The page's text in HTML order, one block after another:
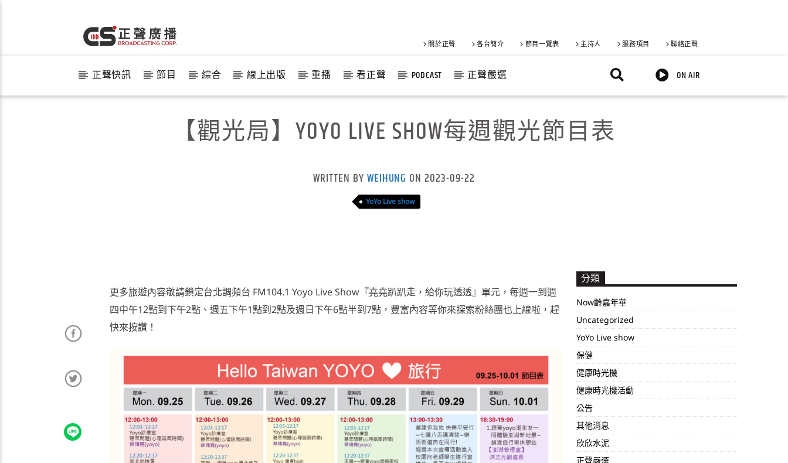
關於正聲 各台簡介 節目一覽表 主持人 服務項目 聯絡正聲
正聲快訊 節目 綜合 線上出版 重播 看正聲 PODCAST 正聲嚴選 ON AIR
【觀光局】YOYO LIVE SHOW每週觀光節目表
WRITTEN BY WEIHUNG ON 2023-09-22
YoYo Live show
更多旅遊內容敬請鎖定台北調頻台 FM104.1 Yoyo Live Show『堯堯趴趴走，給你玩透透』單元，每週一到週
四中午12點到下午2點、週五下午1點到2點及週日下午6點半到7點，豐富內容等你來探索粉絲團也上線啦，趕
快來按讚！
分類
Now齡嘉年華
Uncategorized
YoYo Live show
保健
健康時光機
健康時光機活動
公告
其他消息
欣欣水泥
正聲嚴選